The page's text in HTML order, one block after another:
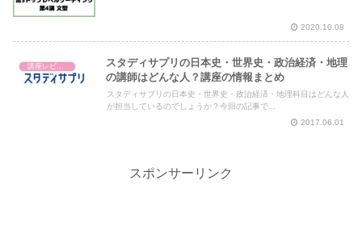
2020.10.08
講座レビュー
スタディサプリの日本史・世界史・政治経済・地理
の講師はどんな人？講座の情報まとめ
スタディサプリの日本史・世界史・政治経済・地理科目はどんな人
が担当しているのでしょうか？今回の記事で...
2017.06.01
スポンサーリンク